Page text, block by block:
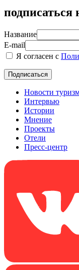
подписаться
Название
E-mail
Я согласен с
Новости
Интервью
Истории
Мнение
Проекты
Отели
Пресс-центр